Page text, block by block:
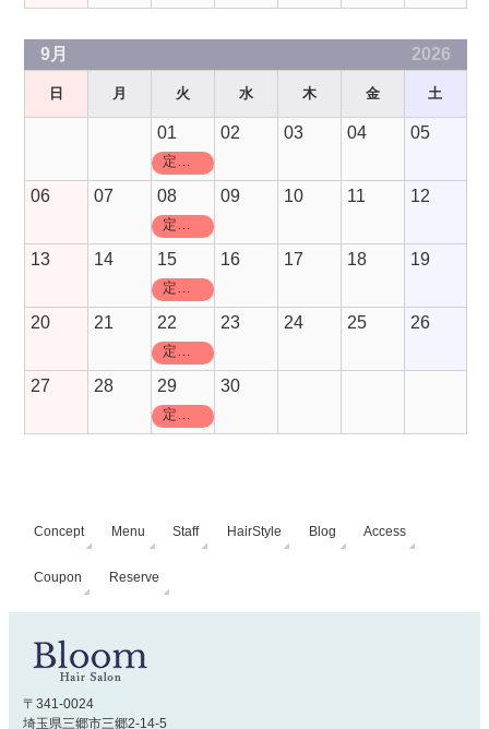
9月 2026
日 月 火 水 木 金 土
01
定休日
02 03 04 05
06 07 08
定休日
09 10 11 12
13 14 15
定休日
16 17 18 19
20 21 22
定休日
23 24 25 26
27 28 29
定休日
30
Concept Menu Staff HairStyle Blog Access
Coupon Reserve
〒341-0024
埼玉県三郷市三郷2-14-5